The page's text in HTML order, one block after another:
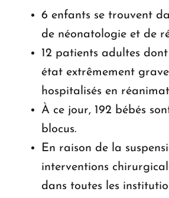
6 enfants se trouvent
de néonatologie et de
12 patients adultes
état extrêmement
hospitalisés en
À ce jour, 192 bébés
blocus.
En raison de la
interventions
dans toutes les